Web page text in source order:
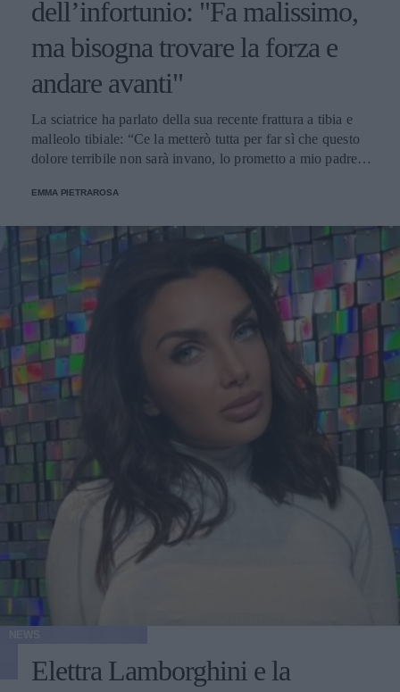
dell’infortunio: "Fa malissimo,
ma bisogna trovare la forza e
andare avanti"
La sciatrice ha parlato della sua recente frattura a tibia e
malleolo tibiale: “Ce la metterò tutta per far sì che questo
dolore terribile non sarà invano, lo prometto a mio padre e
EMMA PIETRAROSA
Elettra Lamborghini e la